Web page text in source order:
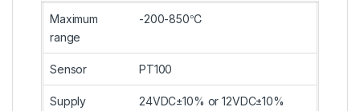
Maximum
range
-200-850℃
Sensor PT100
Supply
24VDC±10% or 12VDC±10%